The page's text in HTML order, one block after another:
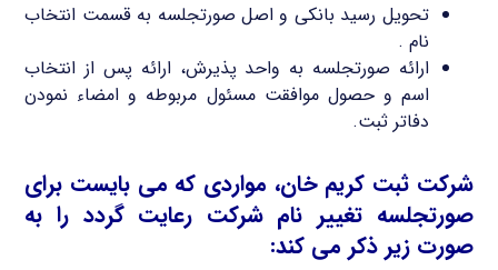
تحویل رسید بانکی و اصل صورتجلسه به قسمت انتخاب
نام .
ارائه صورتجلسه به واحد پذیرش، ارائه پس از انتخاب
اسم و حصول موافقت مسئول مربوطه و امضاء نمودن
دفاتر ثبت.
شرکت ثبت کریم خان، مواردی که می بایست برای
صورتجلسه تغییر نام شرکت رعایت گردد را به
صورت زیر ذکر می کند: